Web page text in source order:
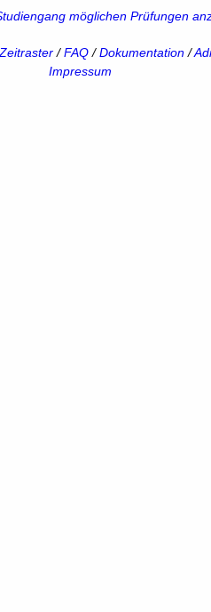
möglichen Prüfungen
Zeitraster/FAQ/Dokumentation/
Impressum